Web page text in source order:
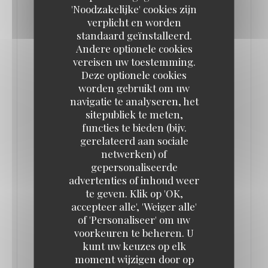
'Noodzakelijke' cookies zijn
verplicht en worden
standaard geïnstalleerd.
Andere optionele cookies
vereisen uw toestemming.
Deze optionele cookies
worden gebruikt om uw
navigatie te analyseren, het
sitepubliek te meten,
functies te bieden (bijv.
gerelateerd aan sociale
netwerken) of
gepersonaliseerde
advertenties of inhoud weer
te geven. Klik op 'OK,
accepteer alle', 'Weiger alle'
of 'Personaliseer' om uw
voorkeuren te beheren. U
kunt uw keuzes op elk
moment wijzigen door op
promesse d’offrir l’expérience d’une brasserie
parisienne chez Mickey comme il en existe tant
d’autres partout dans la capitale…Restaurant de
type brasserie, elle constitue le premier élément
d'envergure de la profonde refonte de Disney
Village désormais engagée. Il remplace ainsi le Café
Mickey, restaurant qui avait lui-même pris la place
du Los Angeles Bar & Grill en 2002.
Gérée par le Groupe Bertrand (gestionnaire de
grandes brasseries parisiennes comme Brasserie
Lipp ou La Coupole) et disposant de plus de 500
places, la Brasserie Rosalie propose une cuisine
française traditionnelle et de grandes terrasses
avec vue sur le Lake Disney.